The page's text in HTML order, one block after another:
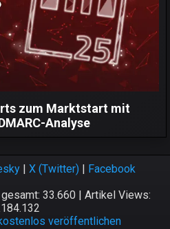
zum Marktstart mit
Analyse
| X (Twitter)| Facebook
33.660 | Artikel Views:
veröffentlichen